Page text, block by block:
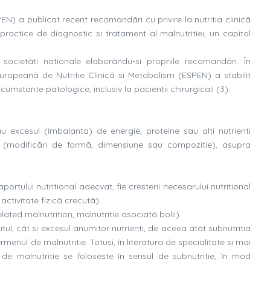
a publicat recent recomandãri cu privire la nutritia clinicã
de diagnostic si tratament al malnutritiei, un capitol
nationale elaborându-si propriile recomandãri. În
de Nutritie Clinicã si Metabolism (ESPEN) a stabilit
patologice, inclusiv la pacientii chirurgicali (3).
excesul (imbalanta) de energie, proteine sau alti nutrienti
de formã, dimensiune sau compozitie), asupra
nutritional adecvat, fie cresterii necesarului nutritional
fizicã crecutã).
malnutrition, malnutritie asociatã bolii).
cât si excesul anumitor nutrienti, de aceea atât subnutritia
de malnutritie. Totusi, în literatura de specialitate si mai
malnutritie se foloseste în sensul de subnutritie, în mod